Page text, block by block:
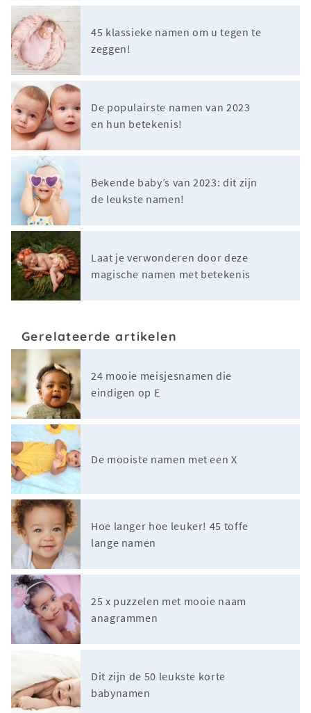
45 klassieke namen om u tegen te
zeggen!
De populairste namen van 2023
en hun betekenis!
Bekende baby’s van 2023: dit zijn
de leukste namen!
Laat je verwonderen door deze
magische namen met betekenis
Gerelateerde artikelen
24 mooie meisjesnamen die
eindigen op E
De mooiste namen met een X
Hoe langer hoe leuker! 45 toffe
lange namen
25 x puzzelen met mooie naam
anagrammen
Dit zijn de 50 leukste korte
babynamen